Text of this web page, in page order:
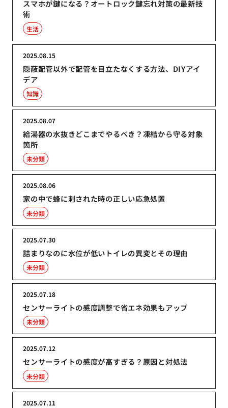
スマホが鍵になる？オートロック鍵忘れ対策の最新技
術
生活
隠蔽配管以外で配管を目立たなくする方法、DIYアイ
デア
2025.08.15
知識
給湯器の水抜きどこまでやるべき？凍結から守る対象
箇所
2025.08.07
未分類
家の中で蜂に刺された時の正しい応急処置
2025.08.06
未分類
詰まりなのに水位が低いトイレの異変とその理由
2025.07.30
未分類
センサーライトの感度調整で省エネ効果もアップ
2025.07.18
未分類
センサーライトの感度が高すぎる？原因と対処法
2025.07.12
未分類
2025.07.11